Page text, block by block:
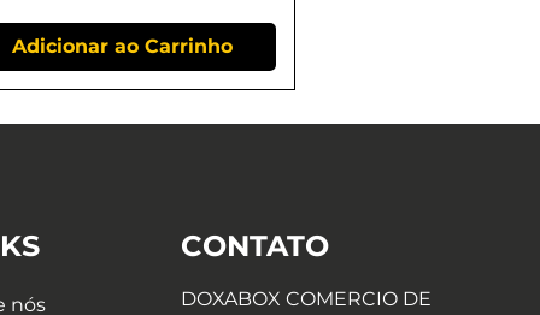
Adicionar ao Carrinho
CONTATO
nós
DOXABOX COMERCIO DE